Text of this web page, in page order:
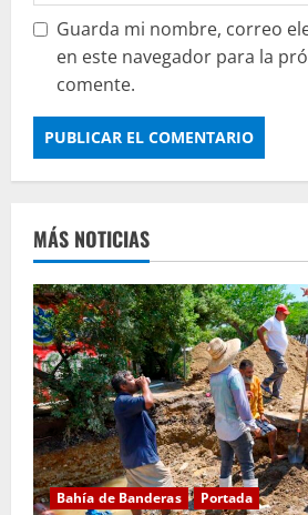
Guarda mi nombre, correo
en este navegador para la
comente.
MÁS NOTICIAS
Bahía de Banderas Portada